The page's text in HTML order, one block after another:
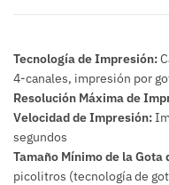
Tecnología de Impresión:
4-canales, impresión por
Resolución Máxima de
Velocidad de Impresión:
segundos
Tamaño Mínimo de la Gota
picolitros (tecnología de